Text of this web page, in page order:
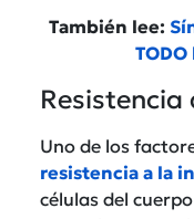
También lee:
Resistencia
Uno de los
resistencia a la
células del